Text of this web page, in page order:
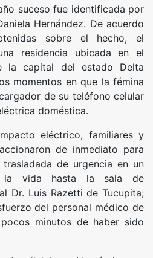
suceso fue identificada por
Hernández. De acuerdo
sobre el hecho, el
residencia ubicada en el
la capital del estado Delta
momentos en que la fémina
de su teléfono celular
doméstica.
eléctrico, familiares y
de inmediato para
de urgencia en un
la vida hasta la sala de
Dr. Luis Razetti de Tucupita;
del personal médico de
minutos de haber sido